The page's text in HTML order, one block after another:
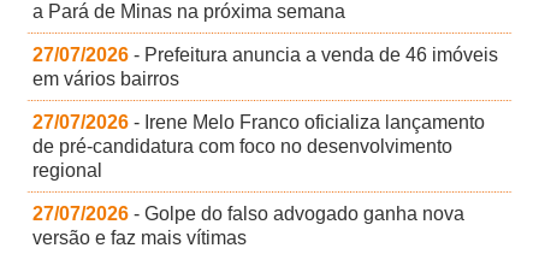
a Pará de Minas na próxima semana
27/07/2026 - Prefeitura anuncia a venda de 46 imóveis
em vários bairros
27/07/2026 - Irene Melo Franco oficializa lançamento
de pré-candidatura com foco no desenvolvimento
regional
27/07/2026 - Golpe do falso advogado ganha nova
versão e faz mais vítimas